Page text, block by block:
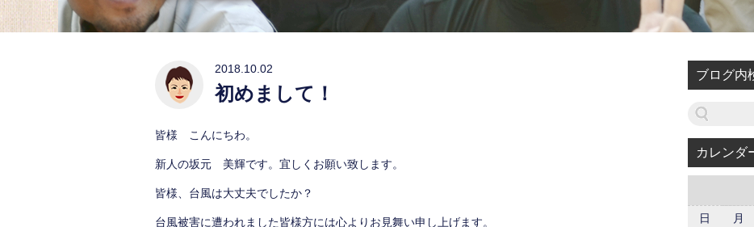
2018.10.02
初めまして！
皆様 こんにちわ。
新人の坂元 美輝です。宜しくお願い致します。
皆様、台風は大丈夫でしたか？
台風被害に遭われました皆様方には心よりお見舞い申し上げます。
ブログ内
カレンダ
日 月